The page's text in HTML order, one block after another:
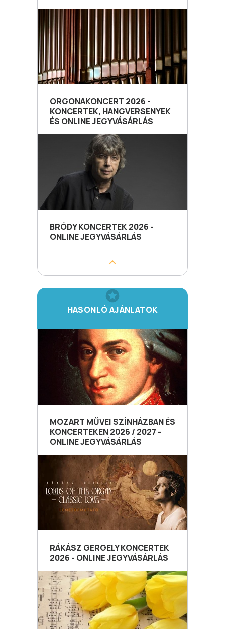
ORGONAKONCERT 2026 -
KONCERTEK, HANGVERSENYEK
ÉS ONLINE JEGYVÁSÁRLÁS
BRÓDY KONCERTEK 2026 -
ONLINE JEGYVÁSÁRLÁS
HASONLÓ AJÁNLATOK
MOZART MŰVEI SZÍNHÁZBAN ÉS
KONCERTEKEN 2026 / 2027 -
ONLINE JEGYVÁSÁRLÁS
RÁKÁSZ GERGELY KONCERTEK
2026 - ONLINE JEGYVÁSÁRLÁS